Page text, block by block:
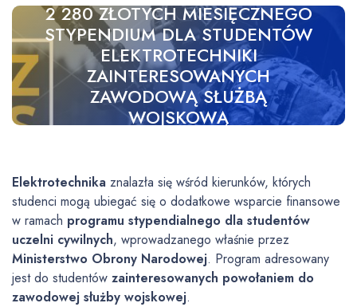
2 280 ZŁOTYCH MIESIĘCZNEGO
STYPENDIUM DLA STUDENTÓW
ELEKTROTECHNIKI
ZAINTERESOWANYCH
ZAWODOWĄ SŁUŻBĄ
WOJSKOWĄ
Elektrotechnika znalazła się wśród kierunków, których
studenci mogą ubiegać się o dodatkowe wsparcie finansowe
w ramach programu stypendialnego dla studentów
uczelni cywilnych, wprowadzanego właśnie przez
Ministerstwo Obrony Narodowej. Program adresowany
jest do studentów zainteresowanych powołaniem do
zawodowej służby wojskowej.